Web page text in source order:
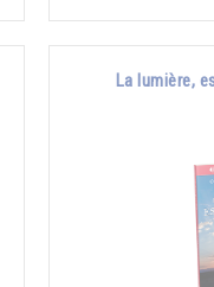
La lumière,